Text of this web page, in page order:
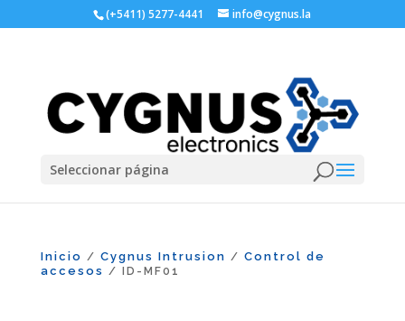
(+5411) 5277-4441 info@cygnus.la
Seleccionar página
Inicio / Cygnus Intrusion / Control de
accesos / ID-MF01